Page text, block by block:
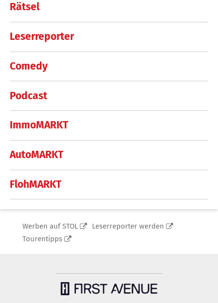
Rätsel
Leserreporter
Comedy
Podcast
ImmoMARKT
AutoMARKT
FlohMARKT
Werben auf STOL
Leserreporter werden
Tourentipps